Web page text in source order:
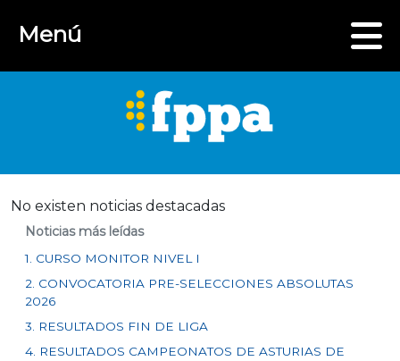
Menú
No existen noticias destacadas
Noticias más leídas
1. CURSO MONITOR NIVEL I
2. CONVOCATORIA PRE-SELECCIONES ABSOLUTAS
2026
3. RESULTADOS FIN DE LIGA
4. RESULTADOS CAMPEONATOS DE ASTURIAS DE